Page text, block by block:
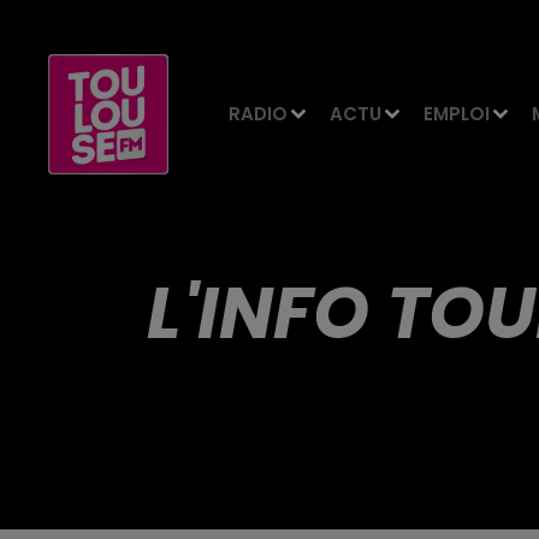
RADIO ACTU EMPLOI
L'INFO